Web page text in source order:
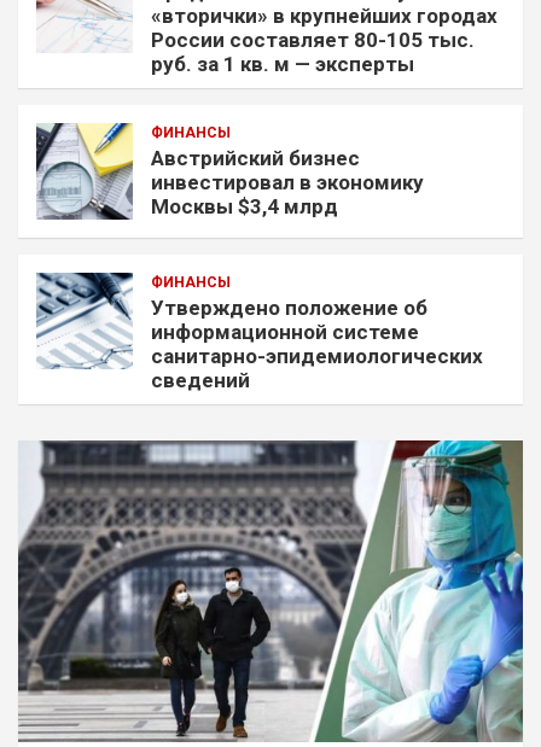
«вторички» в крупнейших городах
России составляет 80-105 тыс.
руб. за 1 кв. м — эксперты
ФИНАНСЫ
Австрийский бизнес
инвестировал в экономику
Москвы $3,4 млрд
ФИНАНСЫ
Утверждено положение об
информационной системе
санитарно-эпидемиологических
сведений